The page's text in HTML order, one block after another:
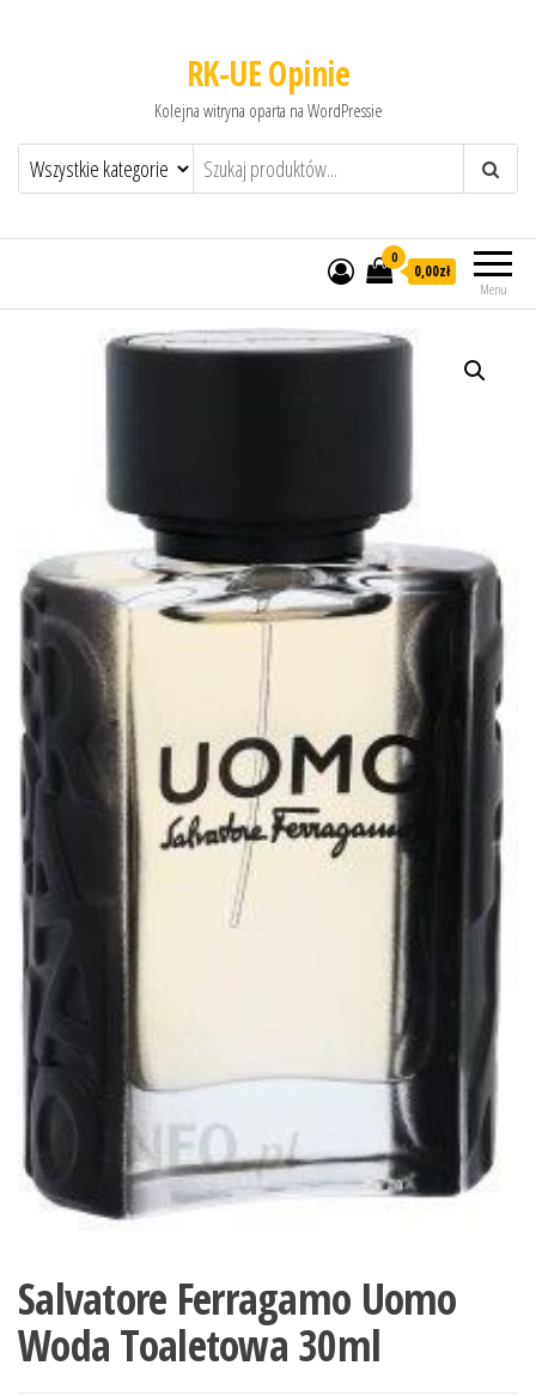
RK-UE Opinie
Kolejna witryna oparta na WordPressie
Menu
0
0,00zł
Salvatore Ferragamo Uomo
Woda Toaletowa 30ml